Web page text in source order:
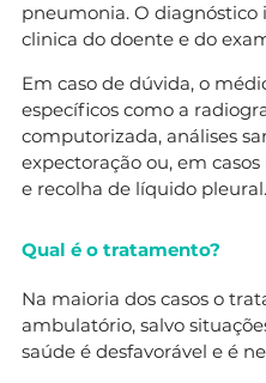
pneumonia. O diagnóstico
clinica do doente e do
Em caso de dúvida, o
específicos como a
computorizada, análises
expectoração ou, em
e recolha de líquido pleural.
Qual é o tratamento?
Na maioria dos casos o
ambulatório, salvo
saúde é desfavorável e é